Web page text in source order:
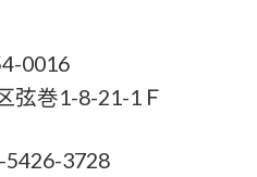
0016
弦巻1-8-21-1Ｆ
5426-3728